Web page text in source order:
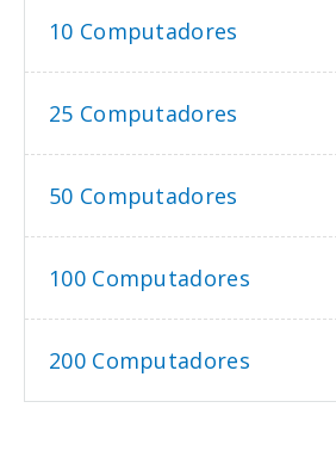
10 Computadores
25 Computadores
50 Computadores
100 Computadores
200 Computadores